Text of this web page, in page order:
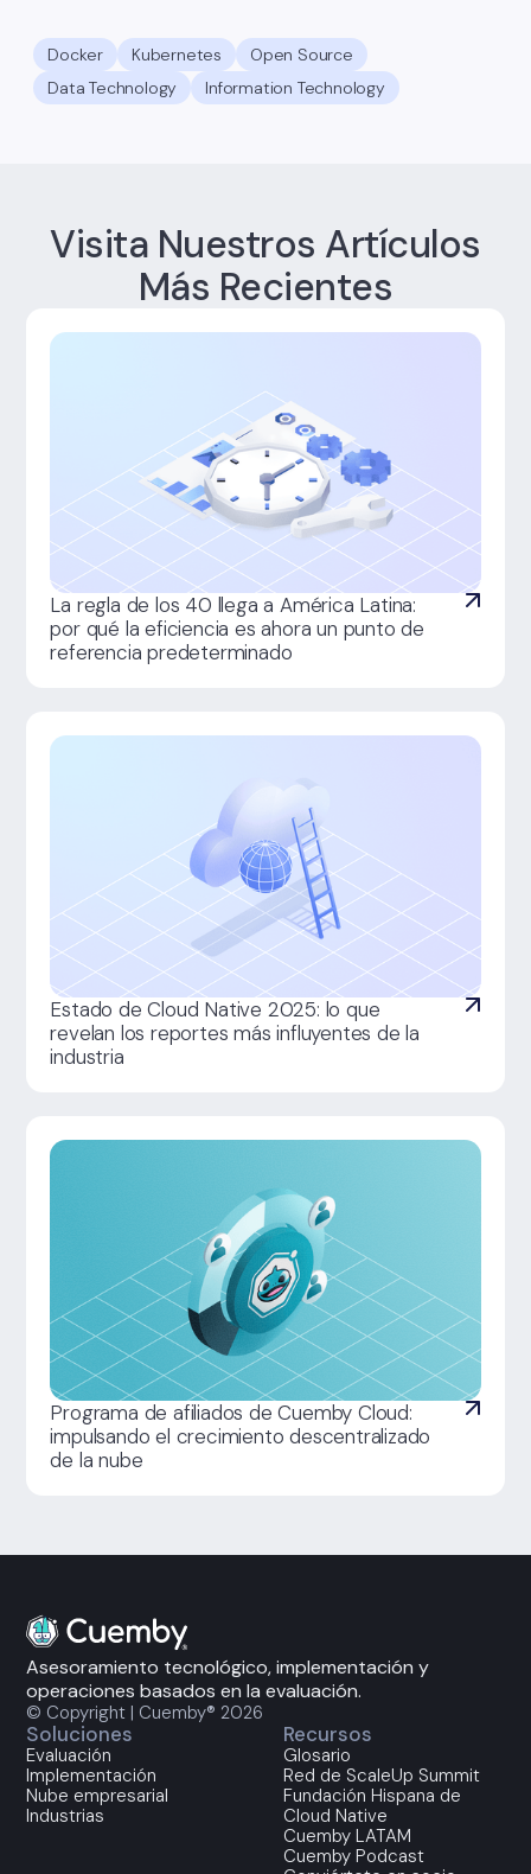
Docker Kubernetes
Open Source
Data Technology
Information Technology
Visita Nuestros Artículos
Más Recientes
La regla de los 40 llega a América Latina:
por qué la eficiencia es ahora un punto de
referencia predeterminado
Estado de Cloud Native 2025: lo que
revelan los reportes más influyentes de la
industria
Programa de afiliados de Cuemby Cloud:
impulsando el crecimiento descentralizado
de la nube
Asesoramiento tecnológico, implementación y
operaciones basados en la evaluación.
© Copyright | Cuemby® 2026
Soluciones
Evaluación
Implementación
Nube empresarial
Industrias
Recursos
Glosario
Red de ScaleUp Summit
Fundación Hispana de
Cloud Native
Cuemby LATAM
Cuemby Podcast